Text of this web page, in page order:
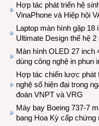
Hợp tác phát triển hệ
VinaPhone và Hiệp hội
Laptop màn hình gập 18
Ultimate Design thế hệ
Màn hình OLED 27 inch
dùng công nghệ in phun
Hợp tác chiến lược phát
nghệ số hiện đại trong
đoàn VNPT và VRG
Máy bay Boeing 737-7
bang Hoa Kỳ cấp